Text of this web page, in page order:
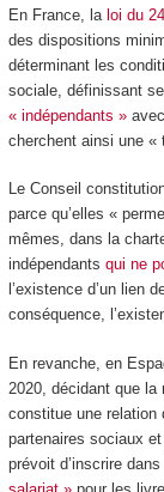
En France, la loi du
des dispositions
déterminant les
sociale, définissant
« indépendants »avec
cherchent ainsi une «
Le Conseil
parce qu’elles «
mêmes, dans la
indépendants qui ne
l’existence d’un lien
conséquence,
En revanche, en
2020, décidant que
constitue une relation
partenaires sociaux
prévoit d’inscrire